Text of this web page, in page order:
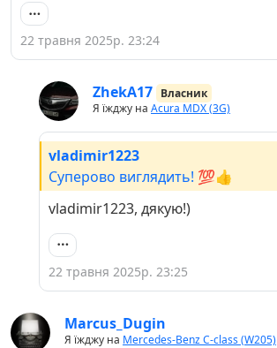
22 травня 2025р. 23:24
ZhekA17 Власник
Я їжджу на Acura MDX (3G)
vladimir1223
Суперово виглядить! 💯👍
vladimir1223, дякую!)
22 травня 2025р. 23:25
Marcus_Dugin
Я їжджу на Mercedes-Benz C-class (W205)